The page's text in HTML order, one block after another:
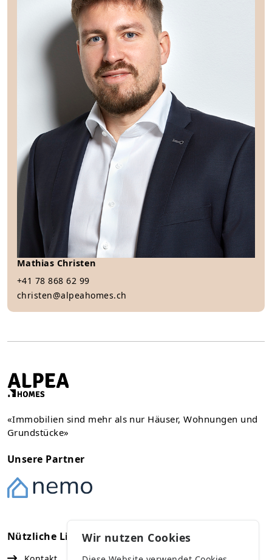
Mathias Christen
+41 78 868 62 99
christen@alpeahomes.ch
«Immobilien sind mehr als nur Häuser, Wohnungen und
Grundstücke»
Unsere Partner
Nützliche Links Kontakt
Wir nutzen Cookies